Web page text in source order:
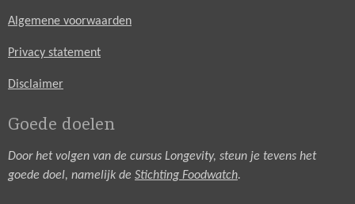
Algemene voorwaarden
Privacy statement
Disclaimer
Goede doelen
Door het volgen van de cursus Longevity, steun je tevens het
goede doel, namelijk de Stichting Foodwatch.